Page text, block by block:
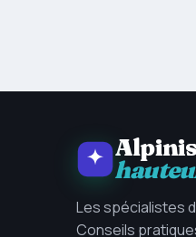
Les spécialistes
Conseils